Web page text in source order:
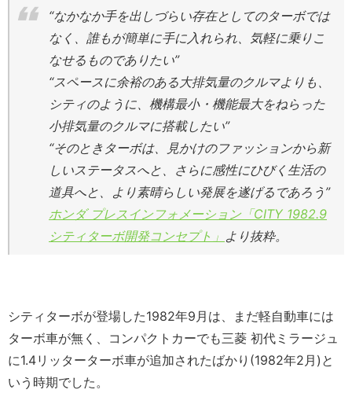
“なかなか手を出しづらい存在としてのターボでは
なく、誰もが簡単に手に入れられ、気軽に乗りこ
なせるものでありたい”
“スペースに余裕のある大排気量のクルマよりも、
シティのように、機構最小・機能最大をねらった
小排気量のクルマに搭載したい”
“そのときターボは、見かけのファッションから新
しいステータスへと、さらに感性にひびく生活の
道具へと、より素晴らしい発展を遂げるであろう”
ホンダ プレスインフォメーション「CITY 1982.9
シティターボ開発コンセプト」 より抜粋。
シティターボが登場した1982年9月は、まだ軽自動車には
ターボ車が無く、コンパクトカーでも三菱 初代ミラージュ
に1.4リッターターボ車が追加されたばかり(1982年2月)と
いう時期でした。